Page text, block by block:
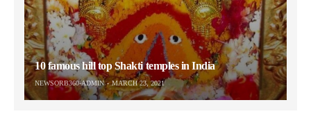
10 famous hill top Shakti temples in India
NEWSORB360-ADMIN MARCH 23, 2021